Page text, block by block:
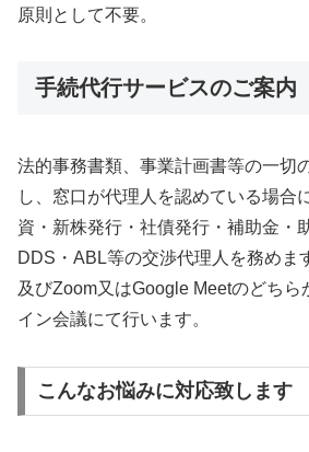
原則として不要。
手続代行サービスのご案内
法的事務書類、事業計画書等の一切
し、窓口が代理人を認めている場合
資・新株発行・社債発行・補助金・
DDS・ABL等の交渉代理人を務めま
及びZoom又はGoogle Meetのどちら
イン会議にて行います。
こんなお悩みに対応致します